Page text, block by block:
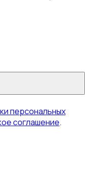
персональных
соглашение.